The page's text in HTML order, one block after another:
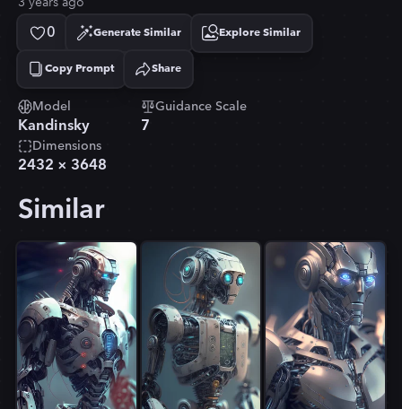
3 years ago
0 Generate Similar Explore Similar
Copy Prompt
Copied! Share
Model
Kandinsky
Guidance Scale
7
Dimensions
2432 × 3648
Similar